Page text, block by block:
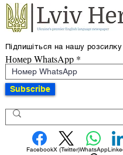
Підпишіться на нашу розсилку
Номер WhatsApp
Subscribe
FacebookX (Twitter)WhatsApp